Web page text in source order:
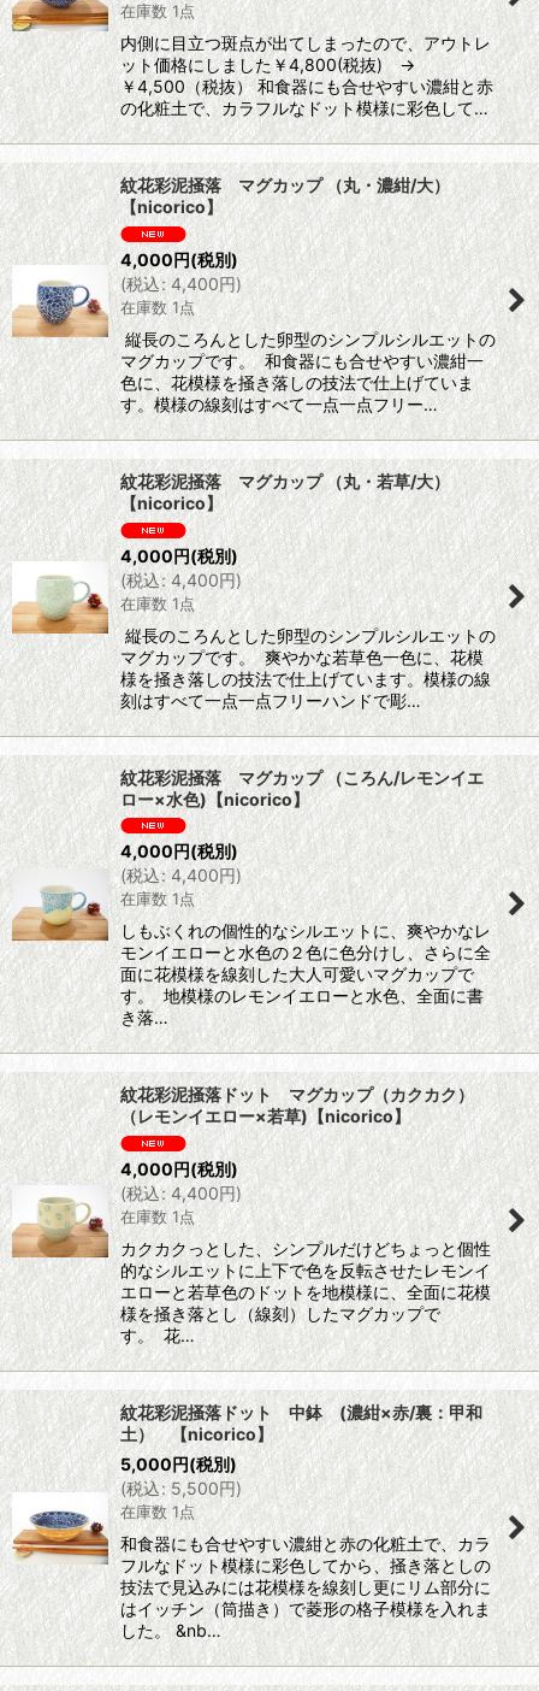
在庫数 1点
内側に目立つ斑点が出てしまったので、アウトレ
ット価格にしました￥4,800(税抜) →
￥4,500（税抜） 和食器にも合せやすい濃紺と赤
の化粧土で、カラフルなドット模様に彩色して…
紋花彩泥掻落 マグカップ （丸・濃紺/大）
【nicorico】
4,000円(税別)
(税込: 4,400円)
在庫数 1点
縦長のころんとした卵型のシンプルシルエットの
マグカップです。 和食器にも合せやすい濃紺一
色に、花模様を掻き落しの技法で仕上げていま
す。模様の線刻はすべて一点一点フリー…
紋花彩泥掻落 マグカップ （丸・若草/大）
【nicorico】
4,000円(税別)
(税込: 4,400円)
在庫数 1点
縦長のころんとした卵型のシンプルシルエットの
マグカップです。 爽やかな若草色一色に、花模
様を掻き落しの技法で仕上げています。模様の線
刻はすべて一点一点フリーハンドで彫…
紋花彩泥掻落 マグカップ （ころん/レモンイエ
ロー×水色)【nicorico】
4,000円(税別)
(税込: 4,400円)
在庫数 1点
しもぶくれの個性的なシルエットに、爽やかなレ
モンイエローと水色の２色に色分けし、さらに全
面に花模様を線刻した大人可愛いマグカップで
す。 地模様のレモンイエローと水色、全面に書
き落…
紋花彩泥掻落ドット マグカップ（カクカク）
（レモンイエロー×若草)【nicorico】
4,000円(税別)
(税込: 4,400円)
在庫数 1点
カクカクっとした、シンプルだけどちょっと個性
的なシルエットに上下で色を反転させたレモンイ
エローと若草色のドットを地模様に、全面に花模
様を掻き落とし（線刻）したマグカップで
す。 花…
紋花彩泥掻落ドット 中鉢 (濃紺×赤/裏：甲和
土） 【nicorico】
5,000円(税別)
(税込: 5,500円)
在庫数 1点
和食器にも合せやすい濃紺と赤の化粧土で、カラ
フルなドット模様に彩色してから、掻き落としの
技法で見込みには花模様を線刻し更にリム部分に
はイッチン（筒描き）で菱形の格子模様を入れま
した。 &nb…